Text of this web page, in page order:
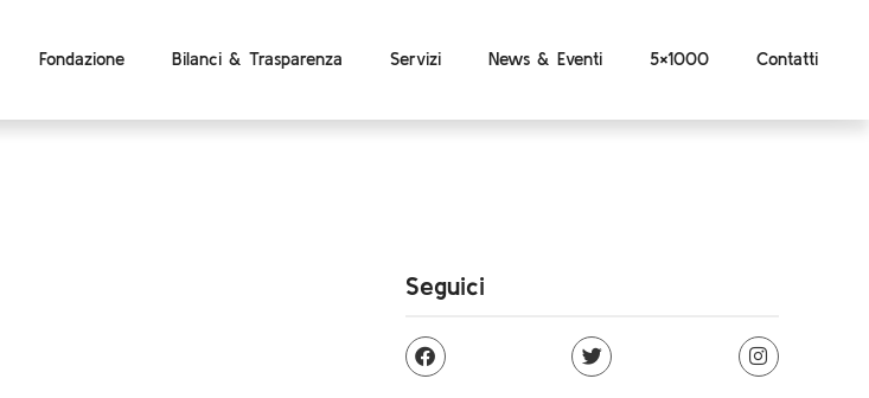
Fondazione Bilanci & Trasparenza Servizi News & Eventi 5×1000 Contatti
Seguici